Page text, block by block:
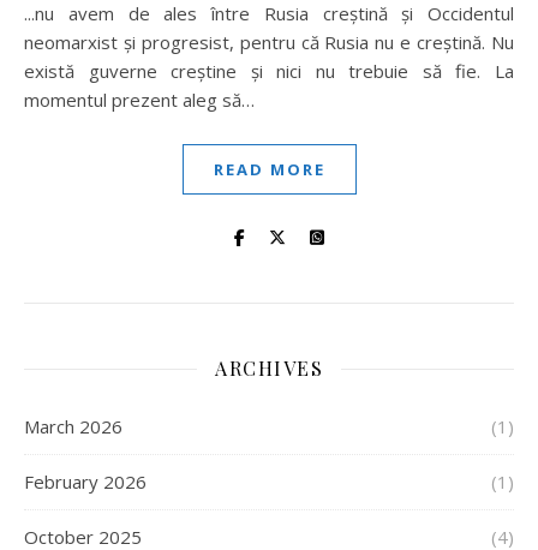
...nu avem de ales între Rusia creștină și Occidentul
neomarxist și progresist, pentru că Rusia nu e creștină. Nu
există guverne creștine și nici nu trebuie să fie. La
momentul prezent aleg să…
READ MORE
ARCHIVES
March 2026 (1)
February 2026 (1)
October 2025 (4)